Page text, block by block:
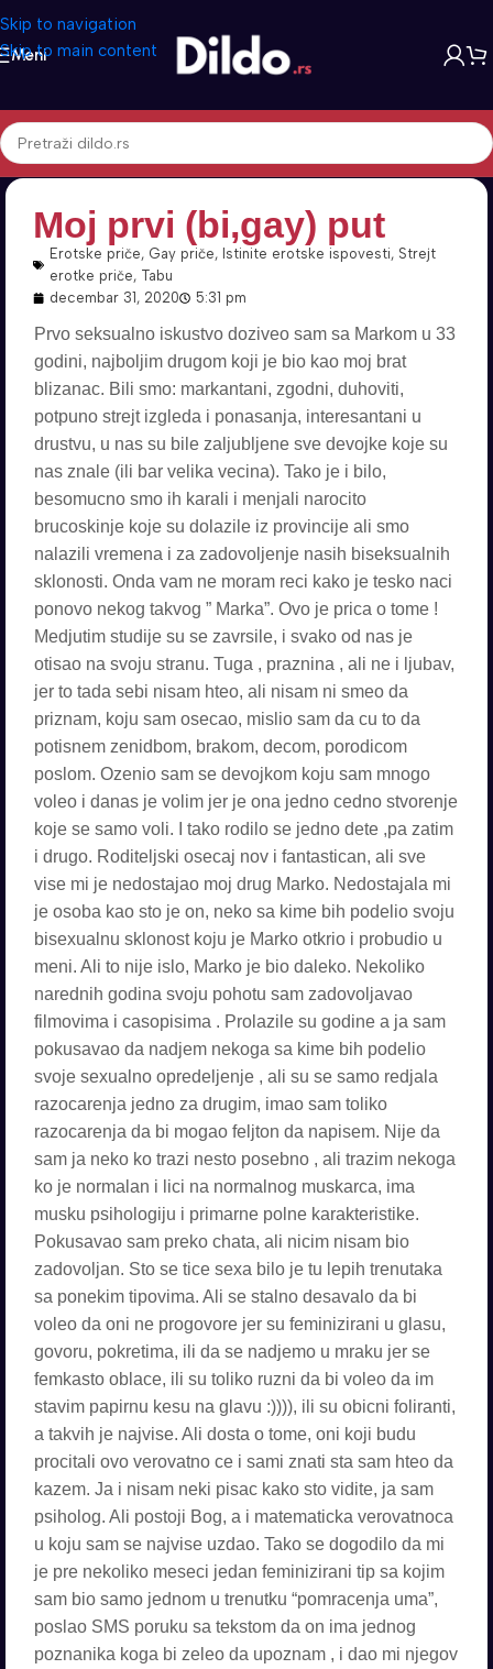
Skip to navigation
Skip to main content
Meni
Moj prvi (bi,gay) put
Erotske priče, Gay priče, Istinite erotske ispovesti, Strejt
erotke priče, Tabu
decembar 31, 2020
5:31 pm
Prvo seksualno iskustvo doziveo sam sa Markom u 33
godini, najboljim drugom koji je bio kao moj brat
blizanac. Bili smo: markantani, zgodni, duhoviti,
potpuno strejt izgleda i ponasanja, interesantani u
drustvu, u nas su bile zaljubljene sve devojke koje su
nas znale (ili bar velika vecina). Tako je i bilo,
besomucno smo ih karali i menjali narocito
brucoskinje koje su dolazile iz provincije ali smo
nalazili vremena i za zadovoljenje nasih biseksualnih
sklonosti. Onda vam ne moram reci kako je tesko naci
ponovo nekog takvog ” Marka”. Ovo je prica o tome !
Medjutim studije su se zavrsile, i svako od nas je
otisao na svoju stranu. Tuga , praznina , ali ne i ljubav,
jer to tada sebi nisam hteo, ali nisam ni smeo da
priznam, koju sam osecao, mislio sam da cu to da
potisnem zenidbom, brakom, decom, porodicom
poslom. Ozenio sam se devojkom koju sam mnogo
voleo i danas je volim jer je ona jedno cedno stvorenje
koje se samo voli. I tako rodilo se jedno dete ,pa zatim
i drugo. Roditeljski osecaj nov i fantastican, ali sve
vise mi je nedostajao moj drug Marko. Nedostajala mi
je osoba kao sto je on, neko sa kime bih podelio svoju
bisexualnu sklonost koju je Marko otkrio i probudio u
meni. Ali to nije islo, Marko je bio daleko. Nekoliko
narednih godina svoju pohotu sam zadovoljavao
filmovima i casopisima . Prolazile su godine a ja sam
pokusavao da nadjem nekoga sa kime bih podelio
svoje sexualno opredeljenje , ali su se samo redjala
razocarenja jedno za drugim, imao sam toliko
razocarenja da bi mogao feljton da napisem. Nije da
sam ja neko ko trazi nesto posebno , ali trazim nekoga
ko je normalan i lici na normalnog muskarca, ima
musku psihologiju i primarne polne karakteristike.
Pokusavao sam preko chata, ali nicim nisam bio
zadovoljan. Sto se tice sexa bilo je tu lepih trenutaka
sa ponekim tipovima. Ali se stalno desavalo da bi
voleo da oni ne progovore jer su feminizirani u glasu,
govoru, pokretima, ili da se nadjemo u mraku jer se
femkasto oblace, ili su toliko ruzni da bi voleo da im
stavim papirnu kesu na glavu :)))), ili su obicni foliranti,
a takvih je najvise. Ali dosta o tome, oni koji budu
procitali ovo verovatno ce i sami znati sta sam hteo da
kazem. Ja i nisam neki pisac kako sto vidite, ja sam
psiholog. Ali postoji Bog, a i matematicka verovatnoca
u koju sam se najvise uzdao. Tako se dogodilo da mi
je pre nekoliko meseci jedan feminizirani tip sa kojim
sam bio samo jednom u trenutku “pomracenja uma”,
poslao SMS poruku sa tekstom da on ima jednog
poznanika koga bi zeleo da upoznam , i dao mi njegov